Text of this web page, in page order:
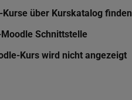
Kurse über Kurskatalog finden
Schnittstelle
Kurs wird nicht angezeigt